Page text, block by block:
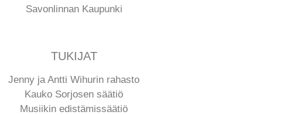
Savonlinnan Kaupunki
TUKIJAT
Jenny ja Antti Wihurin rahasto
Kauko Sorjosen säätiö
Musiikin edistämissäätiö